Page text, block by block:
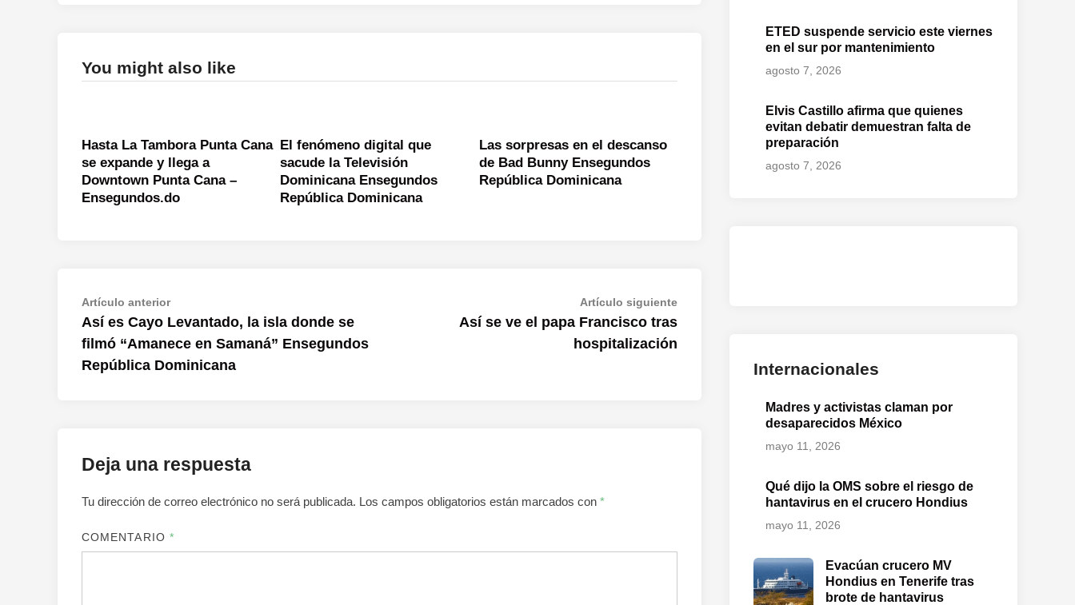
You might also like
Hasta La Tambora Punta Cana
se expande y llega a
Downtown Punta Cana –
Ensegundos.do
El fenómeno digital que
sacude la Televisión
Dominicana Ensegundos
República Dominicana
Las sorpresas en el descanso
de Bad Bunny Ensegundos
República Dominicana
Navegación
de
entradas
Artículo anteriorArtículo
anterior:
Así es Cayo Levantado, la isla donde se
filmó “Amanece en Samaná” Ensegundos
República Dominicana
Artículo siguienteArtículo
Así se ve el papa Francisco tras
hospitalización
Deja una respuesta
Tu dirección de correo electrónico no será publicada. Los campos obligatorios están marcados con *
COMENTARIO *
ETED suspende servicio este viernes
en el sur por mantenimiento
agosto 7, 2026
Elvis Castillo afirma que quienes
evitan debatir demuestran falta de
preparación
agosto 7, 2026
Internacionales
Madres y activistas claman por
desaparecidos México
mayo 11, 2026
Qué dijo la OMS sobre el riesgo de
hantavirus en el crucero Hondius
mayo 11, 2026
Evacúan crucero MV
Hondius en Tenerife tras
brote de hantavirus